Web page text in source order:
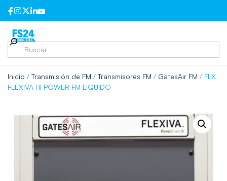
Inicio / Transmisión de FM / Transmisores FM / GatesAir FM / FLX
FLEXIVA HI POWER FM LIQUIDO